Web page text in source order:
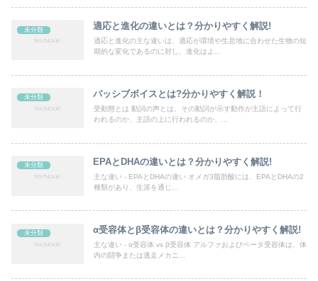
未分類 適応と進化の違いとは？分かりやすく解説!
適応と進化の主な違いは、適応が環境や生息地に合わせた生物の短
期的な変化であるのに対し、進化はよ...
未分類 パッシブボイスとは?分かりやすく解説！
受動態とは 動詞の声とは、その動詞が示す動作が主語によって行
われるのか、主語の上に行われるのか、...
未分類 EPAとDHAの違いとは？分かりやすく解説!
主な違い - EPAとDHAの違い オメガ3脂肪酸には、EPAとDHAの2
種類があり、生涯を通じ...
未分類 α受容体とβ受容体の違いとは？分かりやすく解説!
主な違い - α受容体 vs β受容体 アルファおよびベータ受容体は、体
内の闘争または逃走メカニ...